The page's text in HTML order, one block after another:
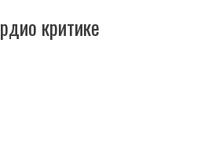
критике